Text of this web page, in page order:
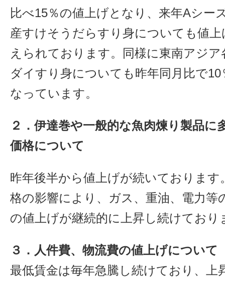
比べ15％の値上げとなり、来年Aシー
産すけそうだらすり身についても値
えられております。同様に東南アジ
ダイすり身についても昨年同月比で
なっています。
２．伊達巻や一般的な魚肉煉り製品に
価格について
昨年後半から値上げが続いております
格の影響により、ガス、重油、電力等
の値上げが継続的に上昇し続けており
３．人件費、物流費の値上げについて
最低賃金は毎年急騰し続けており、上